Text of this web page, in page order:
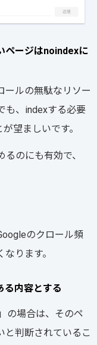
ページはnoindexに
ールの無駄なリソー
も、indexする必要
望ましいです。
のにも有効で、
のクロール頻
ります。
る内容とする
の場合は、そのペ
と判断されているこ